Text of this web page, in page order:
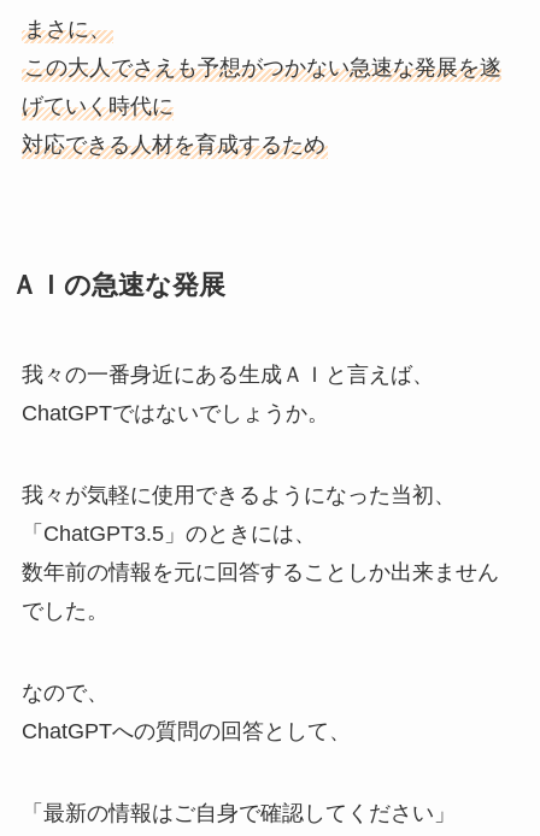
まさに、
この大人でさえも予想がつかない急速な発展を遂
げていく時代に
対応できる人材を育成するため
ＡＩの急速な発展
我々の一番身近にある生成ＡＩと言えば、
ChatGPTではないでしょうか。
我々が気軽に使用できるようになった当初、
「ChatGPT3.5」のときには、
数年前の情報を元に回答することしか出来ません
でした。
なので、
ChatGPTへの質問の回答として、
「最新の情報はご自身で確認してください」